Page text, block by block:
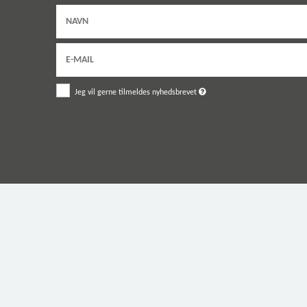
Jeg vil gerne tilmeldes nyhedsbrevet